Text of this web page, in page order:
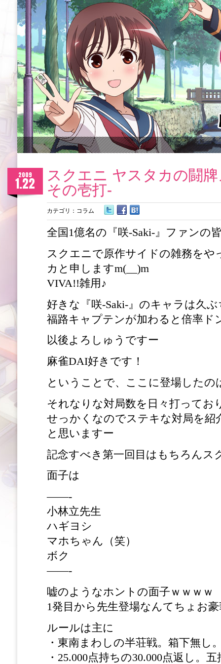
スクエニ ヤスタカの闘
その壱打-
2009
1.22
カテゴリ： コラム
全国1億名の『咲-Saki-』ファンの
スクエニで原作サイドの雑務をや
カと申しますm(__)m
VIVA!!雑用♪
好きな『咲-Saki-』のキャラは久
福路キャプテンが加わると倍率ド
以後よろしゅうですー
麻雀DAI好きです！
ということで、ここに登場したの
それなりな対局数を日々打ってお
せっかくなのでステキな対局を紹
と思いますー
記念すべき第一回目はもちろんス
面子は
——-
小林立先生
ハギヨシ
マホちゃん（笑）
ボク
——-
嘘のようなホントの面子ｗｗｗｗ
1発目から先生登場なんてちょお
ルールは主に
・東南まわしの半荘戦。箱下無し
・25.000点持ちの30.000点返し。